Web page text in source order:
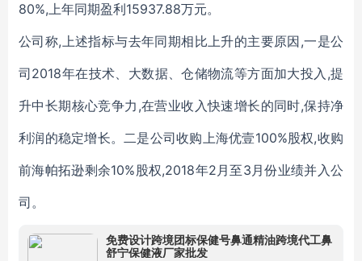
80%,上年同期盈利15937.88万元。
公司称,上述指标与去年同期相比上升的主要原因,一是公
司2018年在技术、大数据、仓储物流等方面加大投入,提
升中长期核心竞争力,在营业收入快速增长的同时,保持净
利润的稳定增长。二是公司收购上海优壹100%股权,收购
前海帕拓逊剩余10%股权,2018年2月至3月份业绩并入公
司。
免费设计跨境团标保健号鼻通精油跨境代工鼻
舒宁保健液厂家批发